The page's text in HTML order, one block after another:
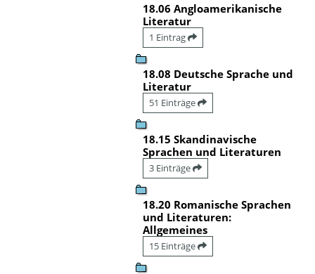
18.06 Angloamerikanische
Literatur
1 Eintrag
18.08 Deutsche Sprache und
Literatur
51 Einträge
18.15 Skandinavische
Sprachen und Literaturen
3 Einträge
18.20 Romanische Sprachen
und Literaturen:
Allgemeines
15 Einträge